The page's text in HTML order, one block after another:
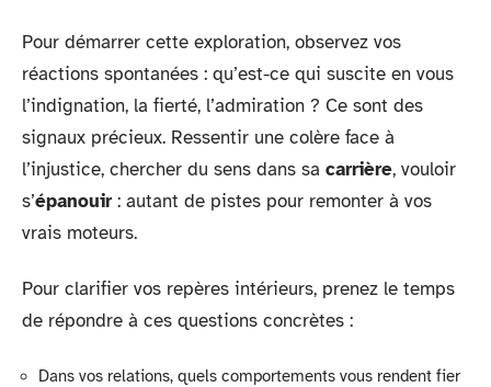
Pour démarrer cette exploration, observez vos
réactions spontanées : qu’est-ce qui suscite en vous
l’indignation, la fierté, l’admiration ? Ce sont des
signaux précieux. Ressentir une colère face à
l’injustice, chercher du sens dans sa carrière, vouloir
s’épanouir : autant de pistes pour remonter à vos
vrais moteurs.
Pour clarifier vos repères intérieurs, prenez le temps
de répondre à ces questions concrètes :
Dans vos relations, quels comportements vous rendent fier